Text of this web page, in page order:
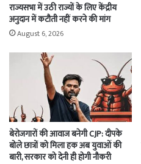
राज्यसभा में उठी राज्यों के लिए केंद्रीय
अनुदान में कटौती नहीं करने की मांग
August 6, 2026
बेरोजगारों की आवाज बनेगी CJP: दीपके
बोले छात्रों को मिला हक अब युवाओं की
बारी, सरकार को देनी ही होगी नौकरी